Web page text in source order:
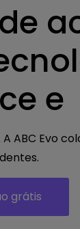
e
ABC Evo
grátis